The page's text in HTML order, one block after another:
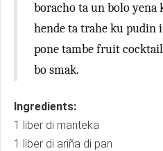
boracho ta un bolo yena
hende ta trahe ku pudin
pone tambe fruit
bo smak.
Ingredients:
1 liber di manteka
1 liber di ariña di pan